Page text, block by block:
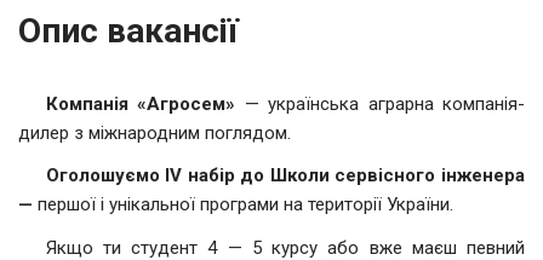
Опис вакансії
Компанія «Агросем» — українська аграрна компанія-
дилер з міжнародним поглядом.
Оголошуємо IV набір до Школи сервісного інженера
— першої і унікальної програми на території України.
Якщо ти студент 4 — 5 курсу або вже маєш певний